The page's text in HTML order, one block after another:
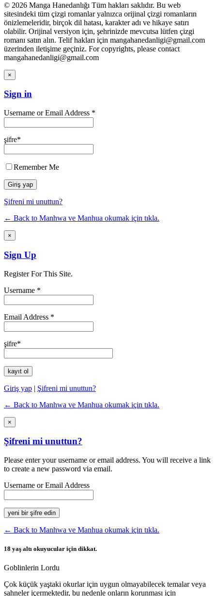
© 2026 Manga Hanedanlığı Tüm hakları saklıdır. Bu web
sitesindeki tüm çizgi romanlar yalnızca orijinal çizgi romanların
önizlemeleridir, birçok dil hatası, karakter adı ve hikaye satırı
olabilir. Orijinal versiyon için, şehrinizde mevcutsa lütfen çizgi
romanı satın alın. Telif hakları için mangahanedanligi@gmail.com
üzerinden iletişime geçiniz. For copyrights, please contact
mangahanedanligi@gmail.com
×
Sign in
Username or Email Address *
şifre*
Remember Me
Şifreni mi unuttun?
← Back to Manhwa ve Manhua okumak için tıkla.
×
Sign Up
Register For This Site.
Username *
Email Address *
şifre*
Giriş yap | Şifreni mi unuttun?
← Back to Manhwa ve Manhua okumak için tıkla.
×
Şifreni mi unuttun?
Please enter your username or email address. You will receive a link
to create a new password via email.
Username or Email Address
← Back to Manhwa ve Manhua okumak için tıkla.
18 yaş altı okuyucular için dikkat.
Goblinlerin Lordu
Çok küçük yaştaki okurlar için uygun olmayabilecek temalar veya
sahneler içermektedir, bu nedenle onların korunması için